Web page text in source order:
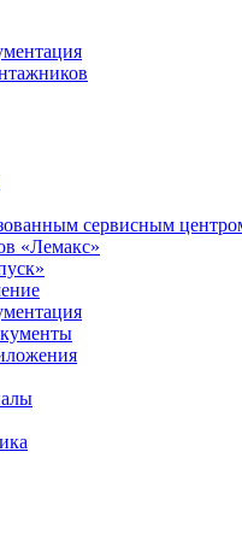
сервисным
«Лемакс»